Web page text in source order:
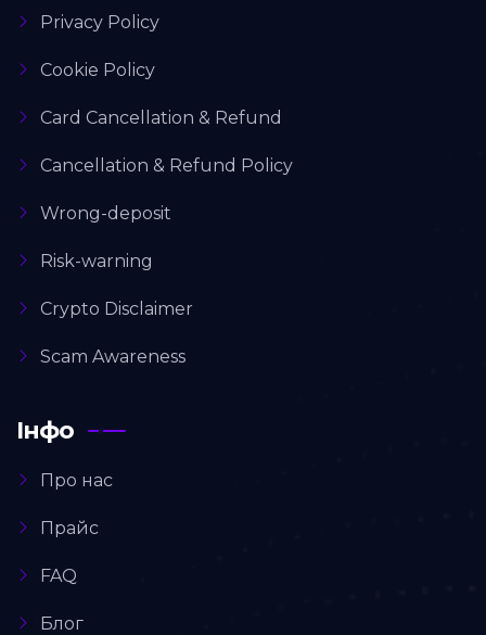
Privacy Policy
Cookie Policy
Card Cancellation & Refund
Cancellation & Refund Policy
Wrong-deposit
Risk-warning
Crypto Disclaimer
Scam Awareness
Інфо
Про нас
Прайс
FAQ
Блог